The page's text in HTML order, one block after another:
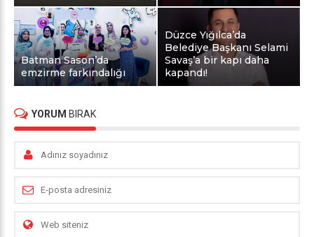
Batman Sason’da
emzirme farkındalığı
Düzce Yığılca’da
Belediye Başkanı Selami
Savaş’a bir kapı daha
kapandı!
YORUM BIRAK